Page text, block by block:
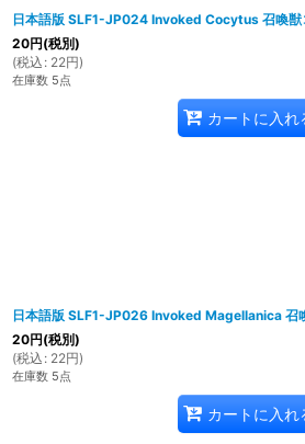
日本語版 SLF1-JP024 Invoked Cocytus 召喚獣
20円(税別)
(税込 : 22円)
在庫数 5点
カートに入れ
日本語版 SLF1-JP026 Invoked Magellanica 召
20円(税別)
(税込 : 22円)
在庫数 5点
カートに入れ